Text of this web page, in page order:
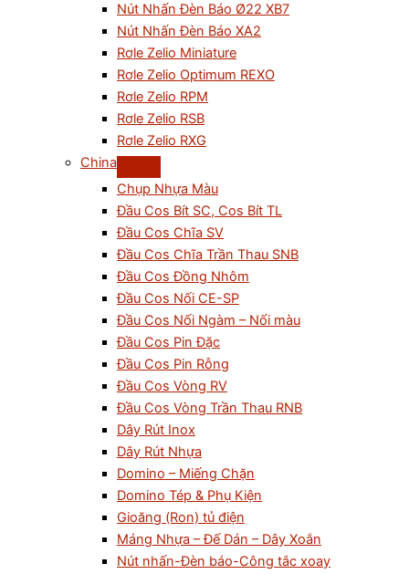
Nút Nhấn Đèn Báo Ø22 XB7
Nút Nhấn Đèn Báo XA2
Rơle Zelio Miniature
Rơle Zelio Optimum REXO
Rơle Zelio RPM
Rơle Zelio RSB
Rơle Zelio RXG
China
Chụp Nhựa Màu
Đầu Cos Bít SC, Cos Bít TL
Đầu Cos Chĩa SV
Đầu Cos Chĩa Trần Thau SNB
Đầu Cos Đồng Nhôm
Đầu Cos Nối CE-SP
Đầu Cos Nối Ngàm – Nối màu
Đầu Cos Pin Đặc
Đầu Cos Pin Rỗng
Đầu Cos Vòng RV
Đầu Cos Vòng Trần Thau RNB
Dây Rút Inox
Dây Rút Nhựa
Domino – Miếng Chặn
Domino Tép & Phụ Kiện
Gioăng (Ron) tủ điện
Máng Nhựa – Đế Dán – Dây Xoắn
Nút nhấn-Đèn báo-Công tắc xoay